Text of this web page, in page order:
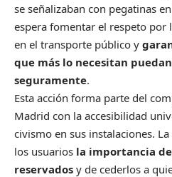
se señalizaban con pegatinas
espera fomentar el respeto por
en el transporte público y
que más lo necesitan
seguramente.
Esta acción forma parte del
Madrid con la accesibilidad
civismo en sus instalaciones.
los usuarios la importancia
reservados y de cederlos a